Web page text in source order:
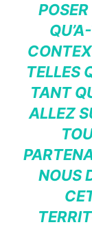
TELLES
TANT
ALLEZ
NOUS